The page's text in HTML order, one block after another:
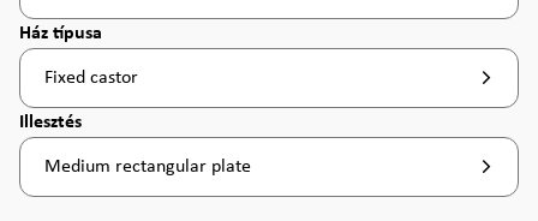
Válasszon
Ház típusa
Fixed castor
Válasszon
Illesztés
Medium rectangular plate